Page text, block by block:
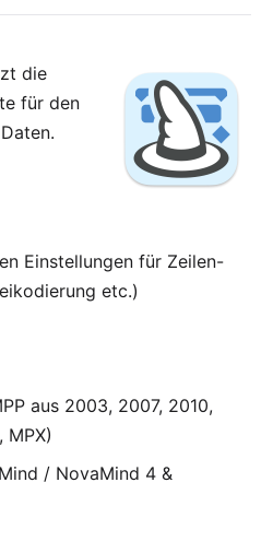
die
für den
Einstellungen für Zeilen-
etc.)
aus 2003, 2007, 2010,
MPX)
/ NovaMind 4 &